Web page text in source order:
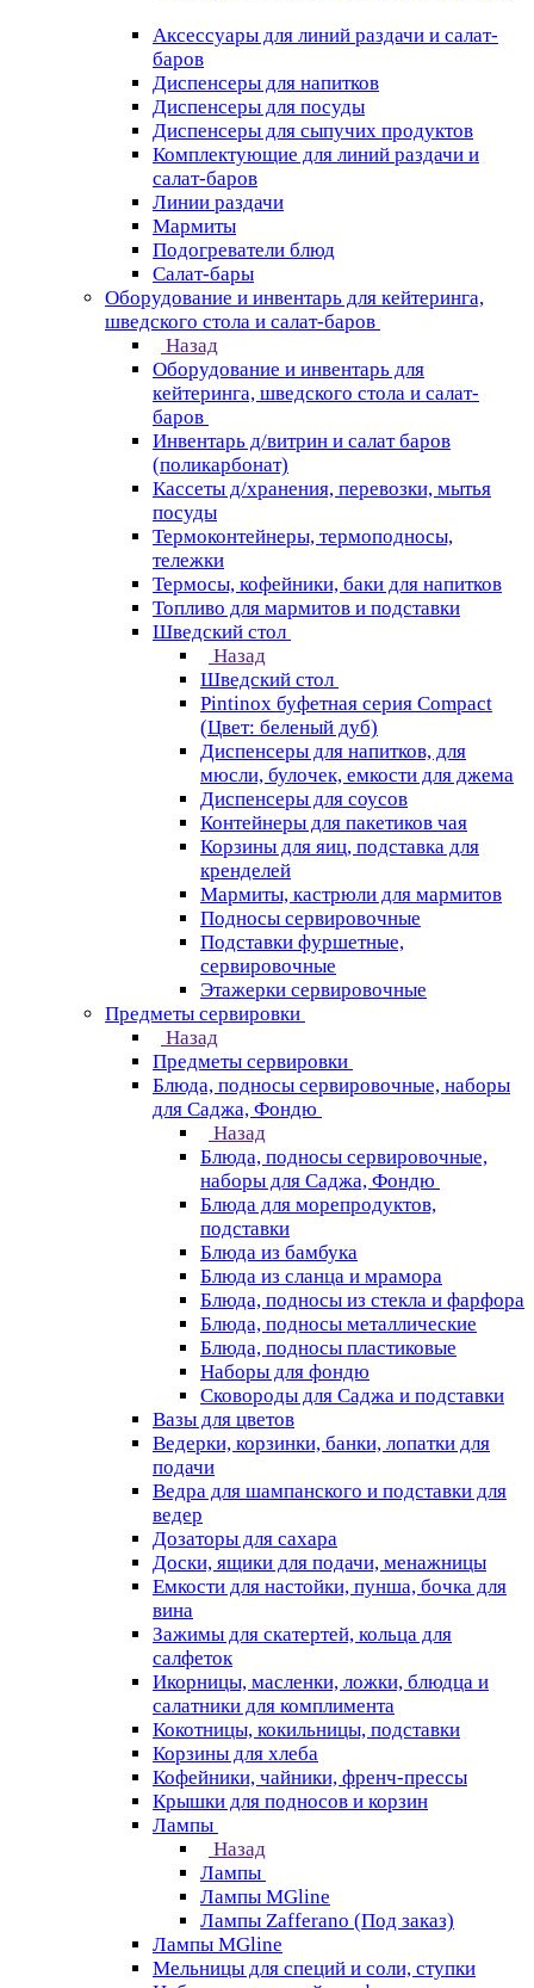
Аксессуары для линий раздачи и салат-
баров
Диспенсеры для напитков
Диспенсеры для посуды
Диспенсеры для сыпучих продуктов
Комплектующие для линий раздачи и
салат-баров
Линии раздачи
Мармиты
Подогреватели блюд
Салат-бары
Оборудование и инвентарь для кейтеринга,
шведского стола и салат-баров
Назад
Оборудование и инвентарь для
кейтеринга, шведского стола и салат-
баров
Инвентарь д/витрин и салат баров
(поликарбонат)
Кассеты д/хранения, перевозки, мытья
посуды
Термоконтейнеры, термоподносы,
тележки
Термосы, кофейники, баки для напитков
Топливо для мармитов и подставки
Шведский стол
Назад
Шведский стол
Pintinox буфетная серия Compact
(Цвет: беленый дуб)
Диспенсеры для напитков, для
мюсли, булочек, емкости для джема
Диспенсеры для соусов
Контейнеры для пакетиков чая
Корзины для яиц, подставка для
кренделей
Мармиты, кастрюли для мармитов
Подносы сервировочные
Подставки фуршетные,
сервировочные
Этажерки сервировочные
Предметы сервировки
Назад
Предметы сервировки
Блюда, подносы сервировочные, наборы
для Саджа, Фондю
Назад
Блюда, подносы сервировочные,
наборы для Саджа, Фондю
Блюда для морепродуктов,
подставки
Блюда из бамбука
Блюда из сланца и мрамора
Блюда, подносы из стекла и фарфора
Блюда, подносы металлические
Блюда, подносы пластиковые
Наборы для фондю
Сковороды для Саджа и подставки
Вазы для цветов
Ведерки, корзинки, банки, лопатки для
подачи
Ведра для шампанского и подставки для
ведер
Дозаторы для сахара
Доски, ящики для подачи, менажницы
Емкости для настойки, пунша, бочка для
вина
Зажимы для скатертей, кольца для
салфеток
Икорницы, масленки, ложки, блюдца и
салатники для комплимента
Кокотницы, кокильницы, подставки
Корзины для хлеба
Кофейники, чайники, френч-прессы
Крышки для подносов и корзин
Лампы
Назад
Лампы
Лампы MGline
Лампы Zafferano (Под заказ)
Лампы MGline
Мельницы для специй и соли, ступки